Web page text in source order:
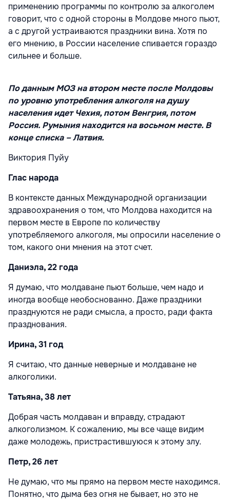
применению программы по контролю за алкоголем
говорит, что с одной стороны в Молдове много пьют,
а с другой устраиваются праздники вина. Хотя по
его мнению, в России население спивается гораздо
сильнее и больше.
По данным МОЗ на втором месте после Молдовы
по уровню употребления алкоголя на душу
населения идет Чехия, потом Венгрия, потом
Россия. Румыния находится на восьмом месте. В
конце списка – Латвия.
Виктория Пуйу
Глас народа
В контексте данных Международной организации
здравоохранения о том, что Молдова находится на
первом месте в Европе по количеству
употребляемого алкоголя, мы опросили население о
том, какого они мнения на этот счет.
Даниэла, 22 года
Я думаю, что молдаване пьют больше, чем надо и
иногда вообще необоснованно. Даже праздники
празднуются не ради смысла, а просто, ради факта
празднования.
Ирина, 31 год
Я считаю, что данные неверные и молдаване не
алкоголики.
Татьяна, 38 лет
Добрая часть молдаван и вправду, страдают
алкоголизмом. К сожалению, мы все чаще видим
даже молодежь, пристрастившуюся к этому злу.
Петр, 26 лет
Не думаю, что мы прямо на первом месте находимся.
Понятно, что дыма без огня не бывает, но это не